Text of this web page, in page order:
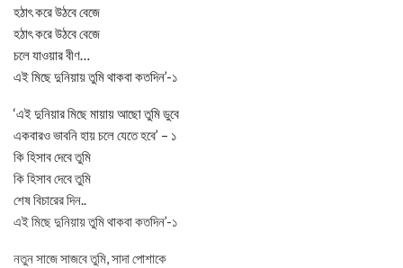
হঠাৎ করে উঠবে বেজে
হঠাৎ করে উঠবে বেজে
চলে যাওয়ার বীণ…
এই মিছে দুনিয়ায় তুমি থাকবা কতদিন’-১
‘এই দুনিয়ার মিছে মায়ায় আছো তুমি ডুবে
একবারও ভাবনি হায় চলে যেতে হবে’ – ১
কি হিসাব দেবে তুমি
কি হিসাব দেবে তুমি
শেষ বিচারের দিন..
এই মিছে দুনিয়ায় তুমি থাকবা কতদিন’-১
নতুন সাজে সাজবে তুমি, সাদা পোশাকে